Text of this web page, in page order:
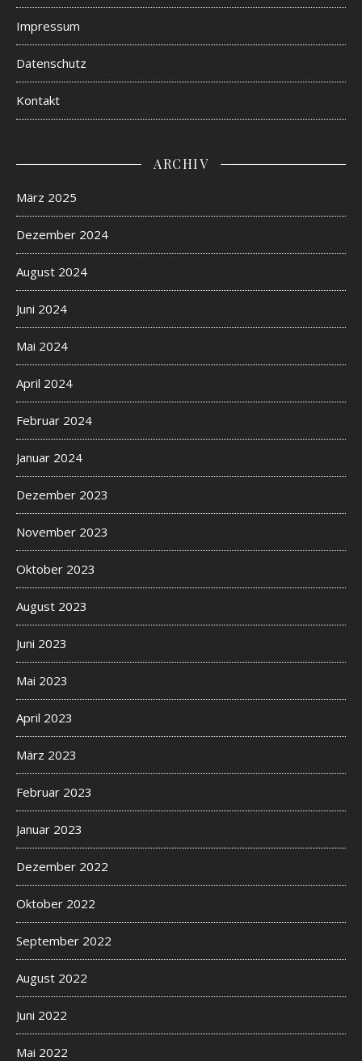
Impressum
Datenschutz
Kontakt
ARCHIV
März 2025
Dezember 2024
August 2024
Juni 2024
Mai 2024
April 2024
Februar 2024
Januar 2024
Dezember 2023
November 2023
Oktober 2023
August 2023
Juni 2023
Mai 2023
April 2023
März 2023
Februar 2023
Januar 2023
Dezember 2022
Oktober 2022
September 2022
August 2022
Juni 2022
Mai 2022